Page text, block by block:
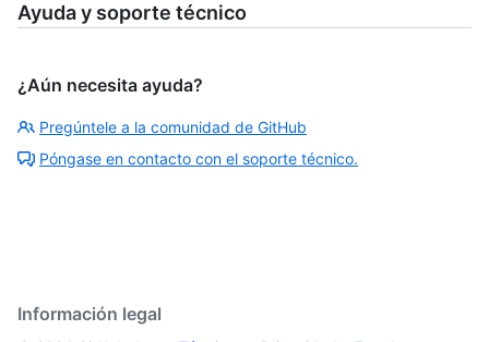
Ayuda y soporte técnico
¿Aún necesita ayuda?
Pregúntele a la comunidad de GitHub
Póngase en contacto con el soporte técnico.
Información legal